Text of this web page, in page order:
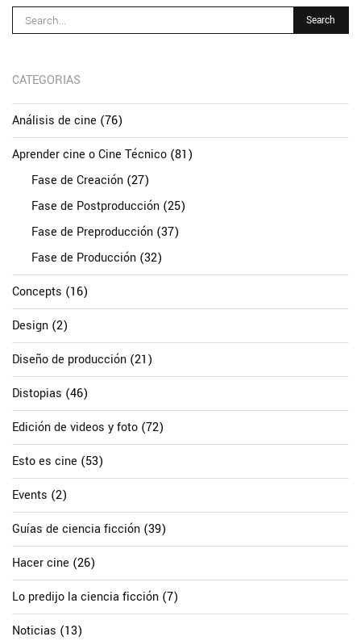
CATEGORIAS
Análisis de cine (76)
Aprender cine o Cine Técnico (81)
Fase de Creación (27)
Fase de Postproducción (25)
Fase de Preproducción (37)
Fase de Producción (32)
Concepts (16)
Design (2)
Diseño de producción (21)
Distopias (46)
Edición de videos y foto (72)
Esto es cine (53)
Events (2)
Guías de ciencia ficción (39)
Hacer cine (26)
Lo predijo la ciencia ficción (7)
Noticias (13)